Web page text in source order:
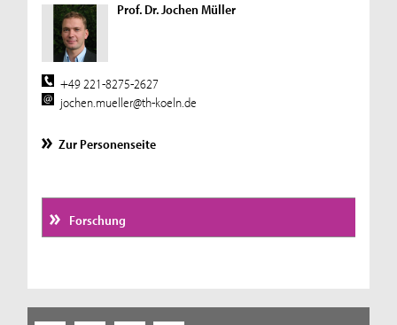
Prof. Dr. Jochen Müller
+49 221-8275-2627
jochen.mueller@th-koeln.de
Zur Personenseite
Forschung